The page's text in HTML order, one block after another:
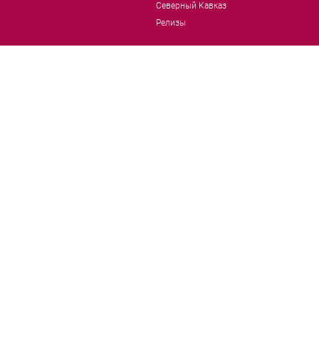
Северный Кавказ
Релизы